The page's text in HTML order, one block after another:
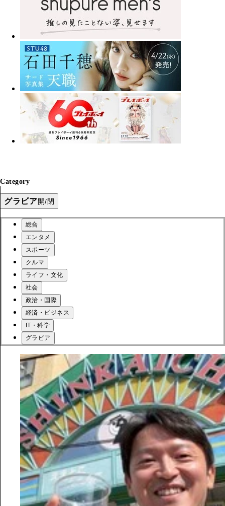
Category
グラビア開/閉
総合
エンタメ
スポーツ
クルマ
ライフ・文化
社会
政治・国際
経済・ビジネス
IT・科学
グラビア